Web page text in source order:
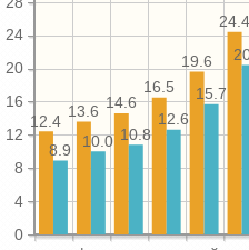
0
4
8
12
16
20
24
24.4
19.6
16.5
14.6
13.6
12.4
15.7
12.6
10.8
10.0
8.9